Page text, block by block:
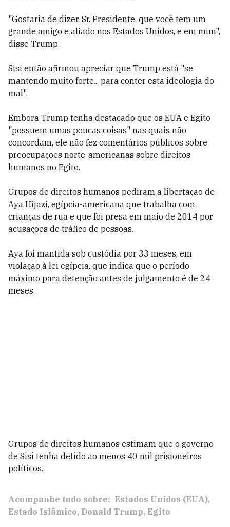
"Gostaria de dizer, Sr. Presidente, que você tem um
grande amigo e aliado nos Estados Unidos, e em mim",
disse Trump.
Sisi então afirmou apreciar que Trump está "se
mantendo muito forte... para conter esta ideologia do
mal".
Embora Trump tenha destacado que os EUA e Egito
"possuem umas poucas coisas" nas quais não
concordam, ele não fez comentários públicos sobre
preocupações norte-americanas sobre direitos
humanos no Egito.
Grupos de direitos humanos pediram a libertação de
Aya Hijazi, egípcia-americana que trabalha com
crianças de rua e que foi presa em maio de 2014 por
acusações de tráfico de pessoas.
Aya foi mantida sob custódia por 33 meses, em
violação à lei egípcia, que indica que o período
máximo para detenção antes de julgamento é de 24
meses.
Grupos de direitos humanos estimam que o governo
de Sisi tenha detido ao menos 40 mil prisioneiros
políticos.
Acompanhe tudo sobre: Estados Unidos (EUA)
Estado Islâmico Donald Trump Egito